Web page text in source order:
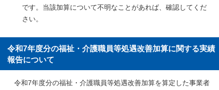
です。当該加算について不明なことがあれば、確認してくだ
さい。
令和7年度分の福祉・介護職員等処遇改善加算に関する実績
報告について
令和7年度分の福祉・介護職員等処遇改善加算を算定した事業者